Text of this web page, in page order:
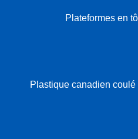
Plateformes en
Plastique canadien coulé